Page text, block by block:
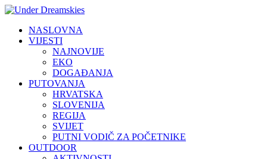
NASLOVNA
VIJESTI
NAJNOVIJE
EKO
DOGAĐANJA
PUTOVANJA
HRVATSKA
SLOVENIJA
REGIJA
SVIJET
PUTNI VODIČ ZA POČETNIKE
OUTDOOR